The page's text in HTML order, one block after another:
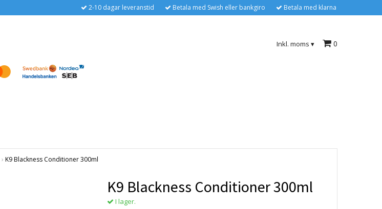
2-10 dagar leveranstid Betala med Swish eller bankgiro Betala med klarna
Inkl. moms ▾ 0
› K9 Blackness Conditioner 300ml
K9 Blackness Conditioner 300ml
I lager.